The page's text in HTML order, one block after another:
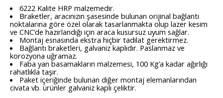
6222 Kalite HRP malzemedir.
Braketler, aracınızın şasesinde bulunan orijinal bağlantı
noktalarına göre özel olarak tasarlanmakta olup lazer kesim
ve CNC’de hazırlandığı için araca kusursuz uyum sağlar.
Montaj esnasında ekstra hiçbir tadilat gerektirmez.
Bağlantı braketleri, galvaniz kaplıdır. Paslanmaz ve
korozyona uğramaz.
Faba yan basamakların malzemesi, 100 Kg’a kadar ağırlığı
rahatlıkla taşır.
Paket içeriğinde bulunan diğer montaj elemanlarından
civata vb. ürünler galvaniz kaplı çeliktir.